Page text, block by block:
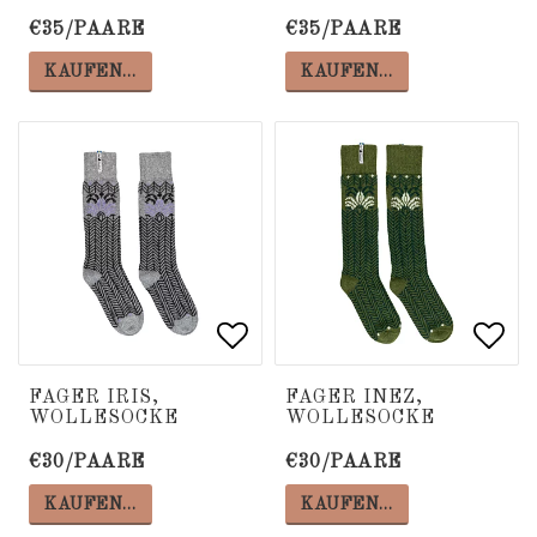
€35/PAARE
KAUFEN…
€35/PAARE
KAUFEN…
Add to list of favorites
Add to list of favorites
FAGER IRIS,
WOLLESOCKE
€30/PAARE
KAUFEN…
FAGER INEZ,
WOLLESOCKE
€30/PAARE
KAUFEN…